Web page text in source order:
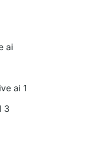
ai
ai 1
3